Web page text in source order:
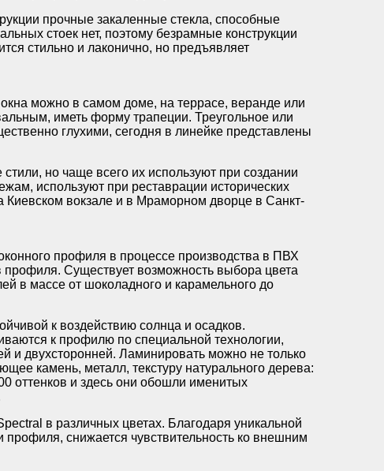
прочные закаленные стекла, способные
стоек нет, поэтому безрамные конструкции
стильно и лаконично, но предъявляет
можно в самом доме, на террасе, веранде или
иметь форму трапеции. Треугольное или
глухими, сегодня в линейке представлены
но чаще всего их используют при создании
используют при реставрации исторических
вокзале и в Мраморном дворце в Санкт-
профиля в процессе производства в ПВХ
профиля. Существует возможность выбора цвета
в массе от шоколадного и карамельного до
к воздействию солнца и осадков.
к профилю по специальной технологии,
и двухсторонней. Ламинировать можно не только
камень, металл, текстуру натурального дерева:
оттенков и здесь они обошли именитых
в различных цветах. Благодаря уникальной
снижается чувствительность ко внешним